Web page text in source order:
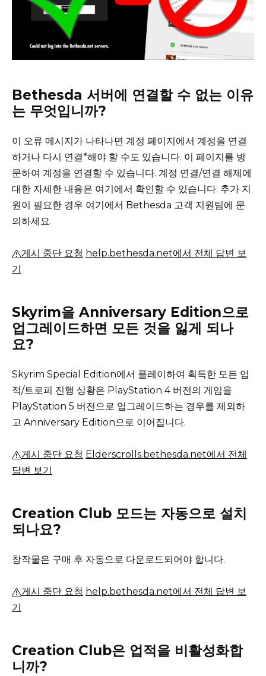
Bethesda 서버에 연결할 수 없는 이유
는 무엇입니까?
이 오류 메시지가 나타나면 계정 페이지에서 계정을 연결
하거나 다시 연결*해야 할 수도 있습니다. 이 페이지를 방
문하여 계정을 연결할 수 있습니다. 계정 연결/연결 해제에
대한 자세한 내용은 여기에서 확인할 수 있습니다. 추가 지
원이 필요한 경우 여기에서 Bethesda 고객 지원팀에 문
의하세요.
게시 중단 요청 help.bethesda.net에서 전체 답변 보
기
Skyrim을 Anniversary Edition으로
업그레이드하면 모든 것을 잃게 되나
요?
Skyrim Special Edition에서 플레이하여 획득한 모든 업
적/트로피 진행 상황은 PlayStation 4 버전의 게임을
PlayStation 5 버전으로 업그레이드하는 경우를 제외하
고 Anniversary Edition으로 이어집니다.
게시 중단 요청 Elderscrolls.bethesda.net에서 전체
답변 보기
Creation Club 모드는 자동으로 설치
되나요?
창작물은 구매 후 자동으로 다운로드되어야 합니다.
게시 중단 요청 help.bethesda.net에서 전체 답변 보
기
Creation Club은 업적을 비활성화합
니까?